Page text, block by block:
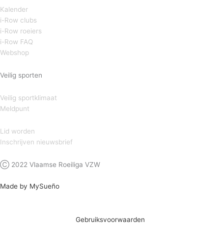
Kalender
i-Row clubs
i-Row roeiers
i-Row FAQ
Webshop
Veilig sporten
Veilig sportklimaat
Meldpunt
Lid worden
Inschrijven nieuwsbrief
Ⓒ 2022 Vlaamse Roeiliga VZW
Made by MySueño
Gebruiksvoorwaarden